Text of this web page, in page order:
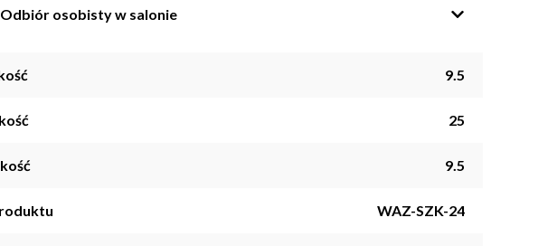
Odbiór osobisty w salonie
9.5
25
9.5
WAZ-SZK-24